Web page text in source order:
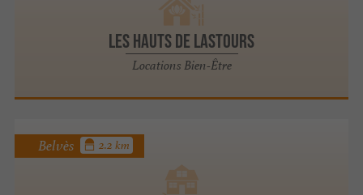
Les Hauts de Lastours
Locations Bien-Être
Belvès 2.2 km